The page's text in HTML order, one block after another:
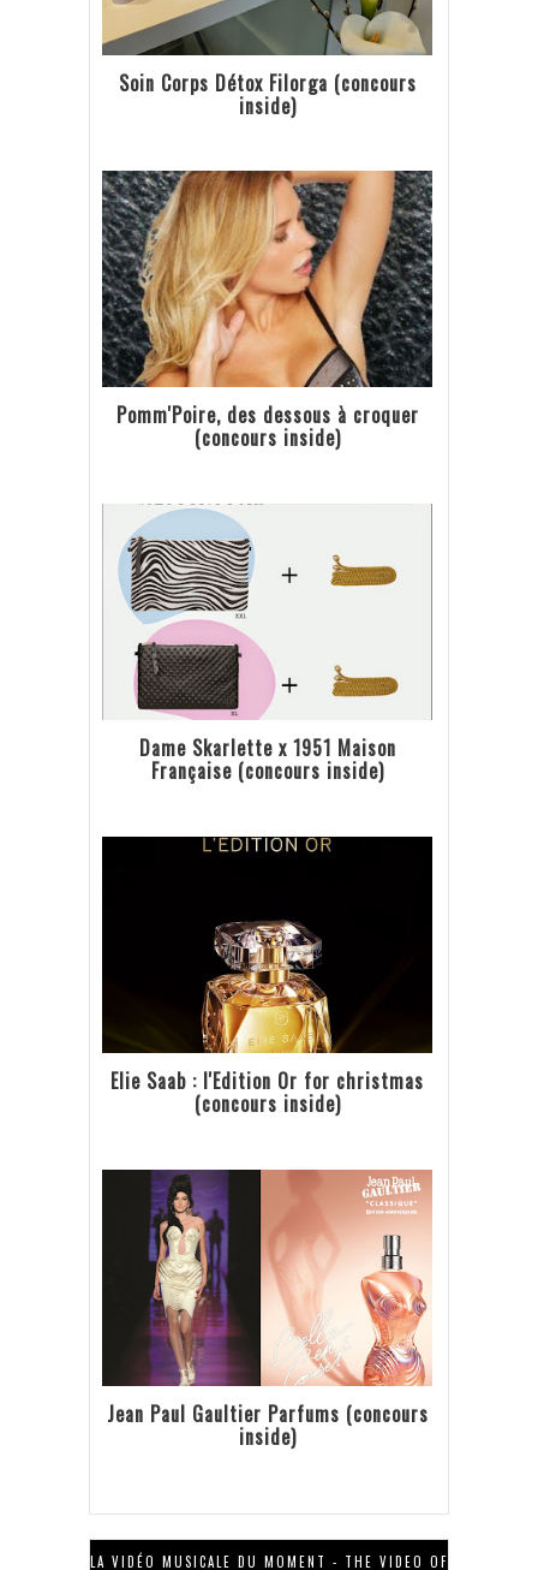
Soin Corps Détox Filorga (concours
inside)
Pomm'Poire, des dessous à croquer
(concours inside)
Dame Skarlette x 1951 Maison
Française (concours inside)
Elie Saab : l'Edition Or for christmas
(concours inside)
Jean Paul Gaultier Parfums (concours
inside)
LA VIDÉO MUSICALE DU MOMENT - THE VIDEO OF